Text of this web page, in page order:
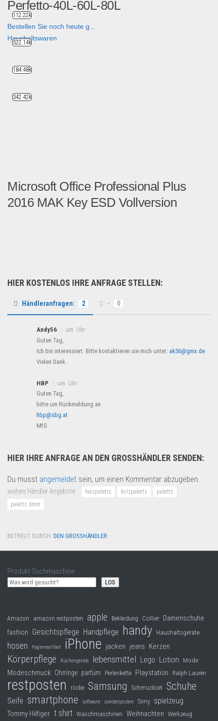
Perfetto-40L-60L-80L
Bestellen Sie noch heute g...
Haushaltswaren
Microsoft Office Professional Plus
2016 MAK Key ESD Vollversion
HIER KOSTENLOS IHRE ANFRAGE STELLEN:
Händleranfragen: 2 - 0
Andy56
um Uhr
Guten Tag,
Ich bin interessiert. Bitte kontaktieren sie mich unter: ak56@gmx.de
Vielen Dank.
HBP
um Uhr
Guten Tag,
bitte um Rückmeldung an
hbp@sbg.at
MfG
HIER IHRE ANFRAGE AN DEN GROSSHÄNDLER SENDEN:
Du musst angemeldet sein, um einen Kommentar abzugeben.
weitere Händler Angebote: heizpeletts holzpeletts
peletts
peletts 6mm
BETREUT DURCH: DEN GROSSHÄNDLER ·
Produkt Suchmaschine
LOS
Amazon amazon restposten apple Bekleidung Collier Damenschuhe
fashion Gesichtspflege Handpflege handy Haushaltsgeräte
hosen Hygieneartikel iPhone jacken jeans Kerzen
Körperpflege Küchengeräte lebensmittel Lego Lotion Mode
Modeschmuck Ohrringe parfüm Perlenkette Playstation Ralph Lauren
restposten röcke Samsung Schmuckset Schuhe
Seife smartphone software sonderposten Sony spielzeug
Tommy Hilfiger t shirt Waschmaschinen Weihnachten Werkzeug
112.22k
522.14k
184.48k
342.42k